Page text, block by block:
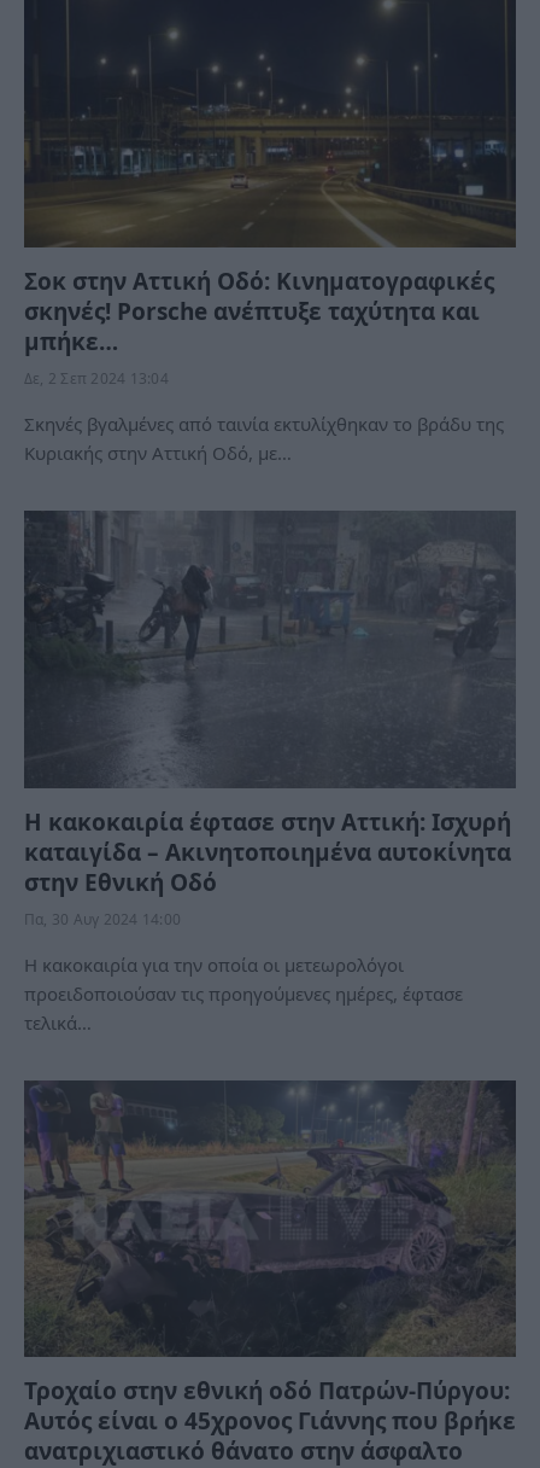
Σοκ στην Αττική Οδό: Κινηματογραφικές
σκηνές! Porsche ανέπτυξε ταχύτητα και
μπήκε…
Δε, 2 Σεπ 2024 13:04
Σκηνές βγαλμένες από ταινία εκτυλίχθηκαν το βράδυ της
Κυριακής στην Αττική Οδό, με…
Η κακοκαιρία έφτασε στην Αττική: Ισχυρή
καταιγίδα – Ακινητοποιημένα αυτοκίνητα
στην Εθνική Οδό
Πα, 30 Αυγ 2024 14:00
Η κακοκαιρία για την οποία οι μετεωρολόγοι
προειδοποιούσαν τις προηγούμενες ημέρες, έφτασε
τελικά…
Τροχαίο στην εθνική οδό Πατρών-Πύργου:
Αυτός είναι ο 45χρονος Γιάννης που βρήκε
ανατριχιαστικό θάνατο στην άσφαλτο